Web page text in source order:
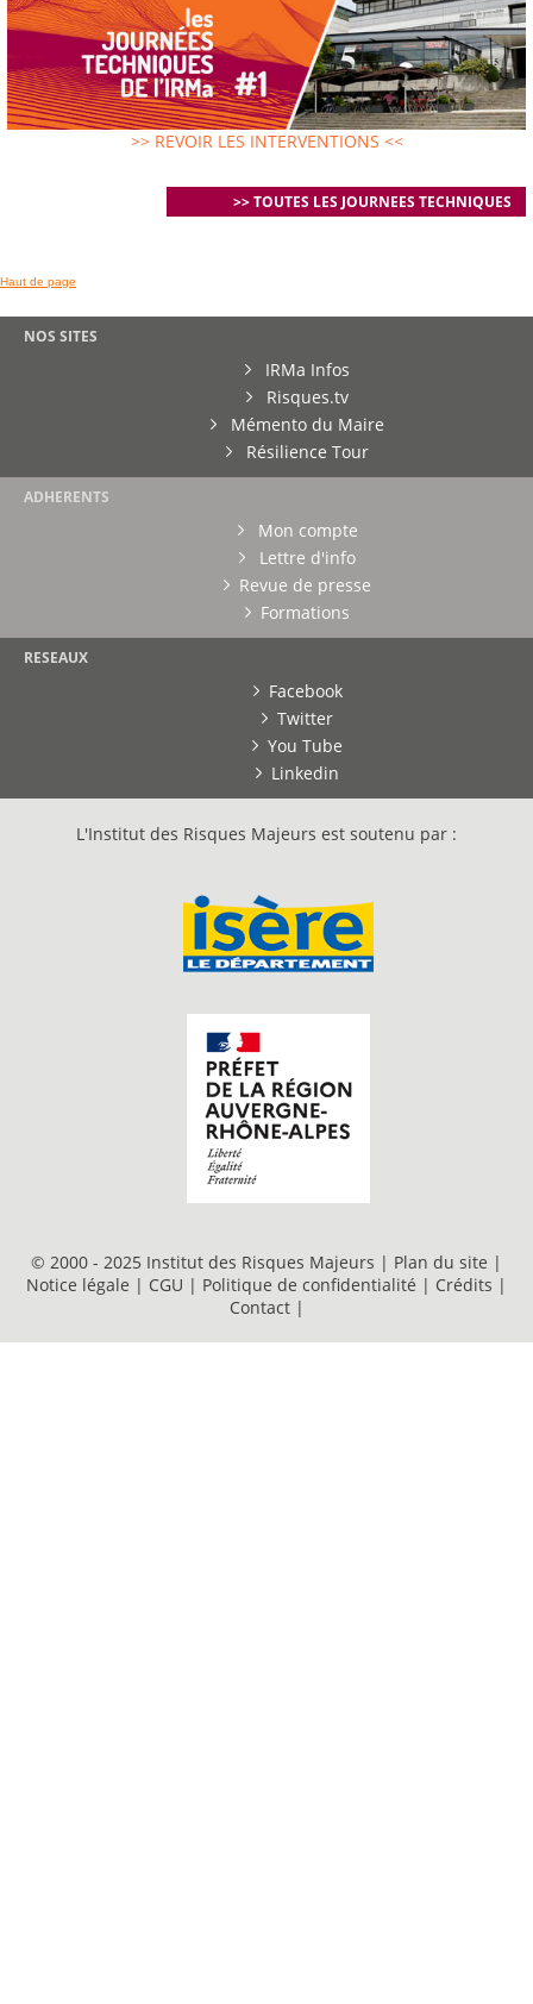
>> REVOIR LES INTERVENTIONS <<
>> TOUTES LES JOURNEES TECHNIQUES
Haut de page
NOS SITES
IRMa Infos
Risques.tv
Mémento du Maire
Résilience Tour
ADHERENTS
Mon compte
Lettre d'info
Revue de presse
Formations
RESEAUX
Facebook
Twitter
You Tube
Linkedin
L'Institut des Risques Majeurs est soutenu par :
© 2000 - 2025 Institut des Risques Majeurs | Plan du site |
Notice légale | CGU | Politique de confidentialité | Crédits |
Contact |